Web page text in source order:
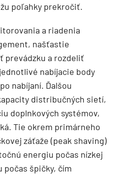
poľahky prekročiť.
a riadenia
našťastie
prevádzku a rozdeliť
nabíjacie body
nabíjaní. Ďalšou
distribučných sietí,
doplnkových systémov,
Tie okrem primárneho
záťaže (peak shaving)
energiu počas nízkej
špičky, čím